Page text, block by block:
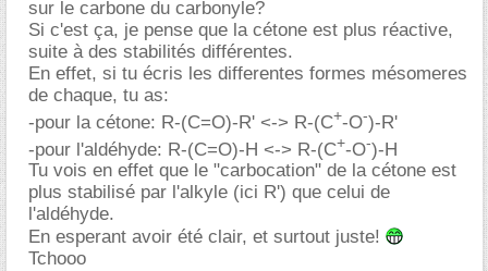
sur le carbone du carbonyle?
Si c'est ça, je pense que la cétone est plus réactive,
suite à des stabilités différentes.
En effet, si tu écris les differentes formes mésomeres
de chaque, tu as:
-pour la cétone: R-(C=O)-R' <-> R-(C+-O-)-R'
-pour l'aldéhyde: R-(C=O)-H <-> R-(C+-O-)-H
Tu vois en effet que le "carbocation" de la cétone est
plus stabilisé par l'alkyle (ici R') que celui de
l'aldéhyde.
En esperant avoir été clair, et surtout juste!
Tchooo